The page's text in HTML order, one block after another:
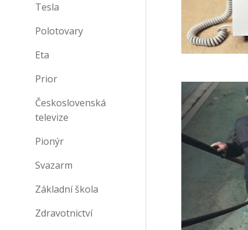
Tesla
Polotovary
Eta
Prior
Československá
televize
Pionýr
Svazarm
Základní škola
Zdravotnictví